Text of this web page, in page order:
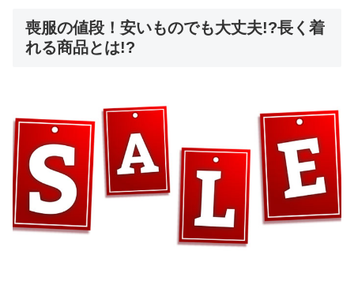
喪服の値段！安いものでも大丈夫!?長く着
れる商品とは!?